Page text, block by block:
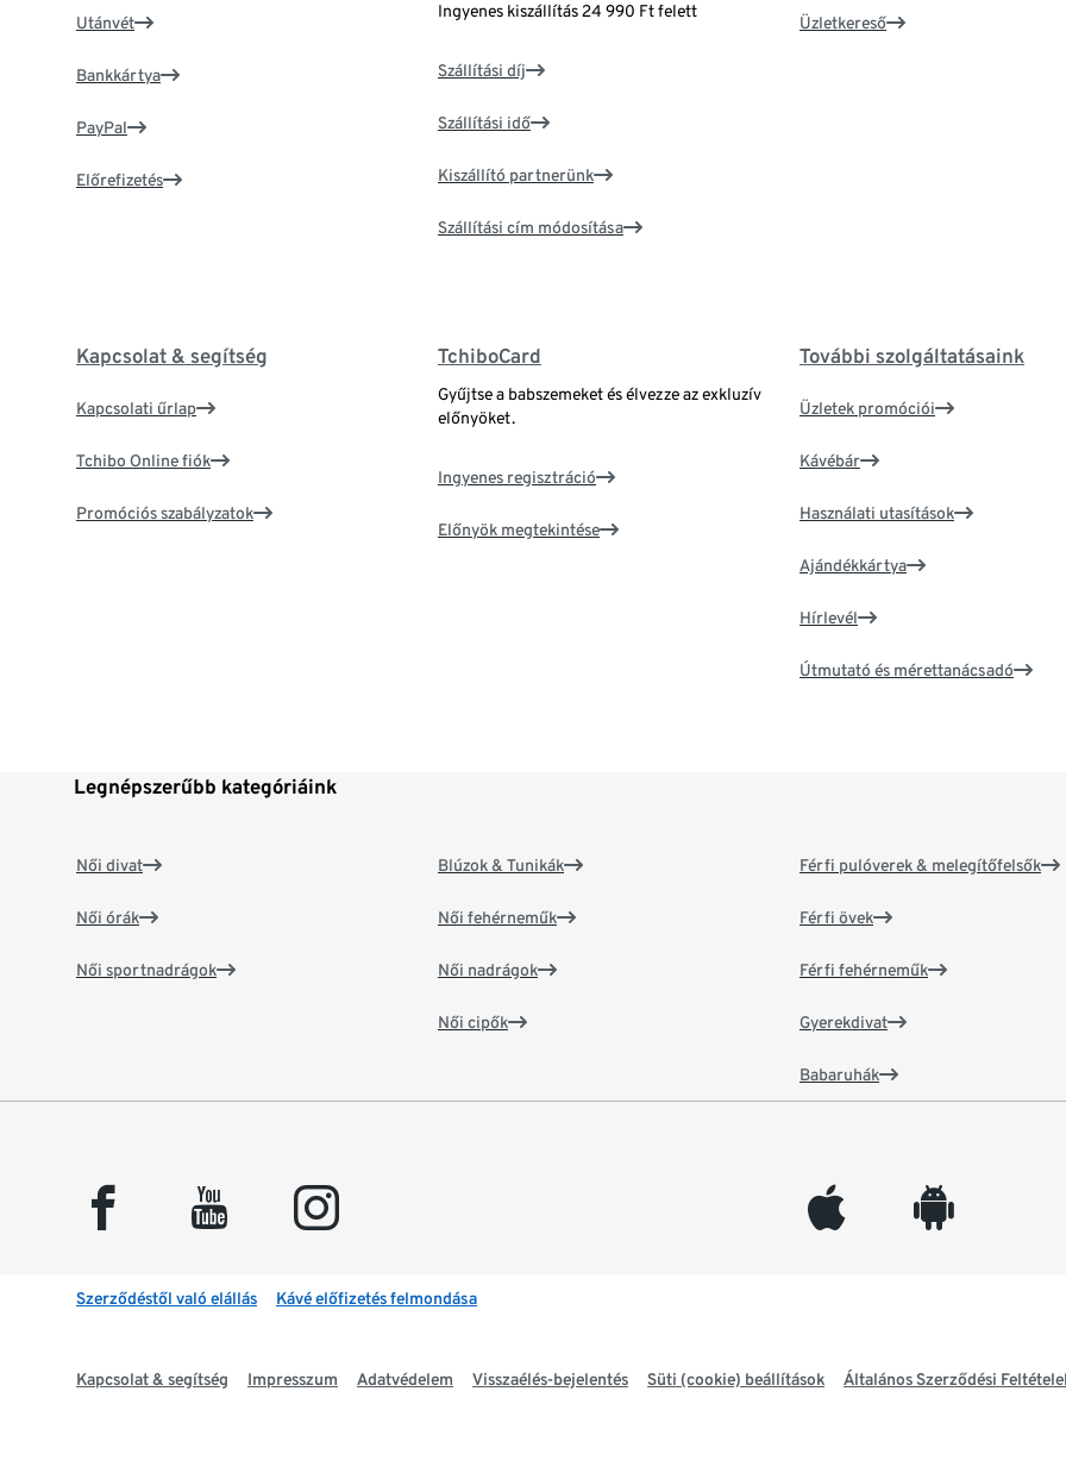
Utánvét
Bankkártya
PayPal
Előrefizetés
Ingyenes kiszállítás 24 990 Ft felett
Szállítási díj
Szállítási idő
Kiszállító partnerünk
Szállítási cím módosítása
Üzletkereső
Kapcsolat & segítség
Kapcsolati űrlap
Tchibo Online fiók
Promóciós szabályzatok
TchiboCard
Gyűjtse a babszemeket és élvezze az exkluzív
előnyöket.
Ingyenes regisztráció
Előnyök megtekintése
További szolgáltatásaink
Üzletek promóciói
Kávébár
Használati utasítások
Ajándékkártya
Hírlevél
Útmutató és mérettanácsadó
Legnépszerűbb kategóriáink
Női divat
Női órák
Női sportnadrágok
Blúzok & Tunikák
Női fehérneműk
Női nadrágok
Női cipők
Férfi pulóverek & melegítőfelsők
Férfi övek
Férfi fehérneműk
Gyerekdivat
Babaruhák
facebook youtube instagram appleinc android
Szerződéstől való elállás Kávé előfizetés felmondása
Kapcsolat & segítség Impresszum Adatvédelem Visszaélés-bejelentés Süti (cookie) beállítások Általános Szerződési